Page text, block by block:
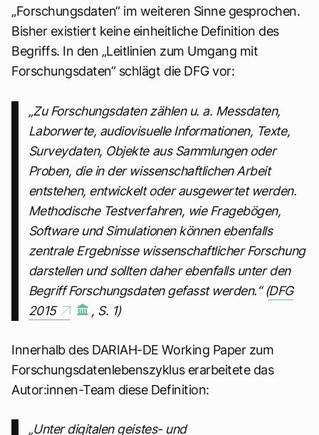
„Forschungsdaten“ im weiteren Sinne gesprochen.
Bisher existiert keine einheitliche Definition des
Begriffs. In den „Leitlinien zum Umgang mit
Forschungsdaten“ schlägt die DFG vor:
„Zu Forschungsdaten zählen u. a. Messdaten,
Laborwerte, audiovisuelle Informationen, Texte,
Surveydaten, Objekte aus Sammlungen oder
Proben, die in der wissenschaftlichen Arbeit
entstehen, entwickelt oder ausgewertet werden.
Methodische Testverfahren, wie Fragebögen,
Software und Simulationen können ebenfalls
zentrale Ergebnisse wissenschaftlicher Forschung
darstellen und sollten daher ebenfalls unter den
Begriff Forschungsdaten gefasst werden.“ (DFG
2015
, S. 1)
Innerhalb des DARIAH-DE Working Paper zum
Forschungsdatenlebenszyklus erarbeitete das
Autor:innen-Team diese Definition:
„Unter digitalen geistes- und